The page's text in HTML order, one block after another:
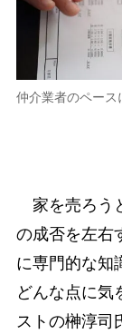
仲介業者のペース
家を売ろう
の成否を左右
に専門的な知
どんな点に気
ストの榊淳司